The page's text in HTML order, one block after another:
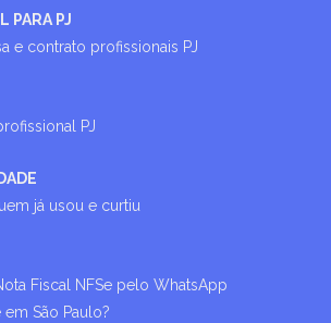
PARA PJ
e contrato profissionais PJ
PJ
já usou e curtiu
Fiscal NFSe pelo WhatsApp
São Paulo?